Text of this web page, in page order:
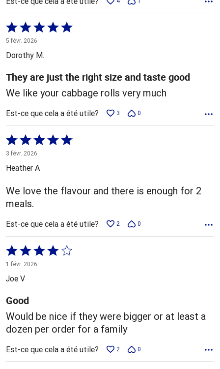
Coté
5 sur
5
5 févr. 2026
Dorothy M.
They are just the right size and taste good
We like your cabbage rolls very much
Est-ce que cela a été utile? 3 0
Coté
5 sur
5
3 févr. 2026
Heather A
We love the flavour and there is enough for 2
meals.
Est-ce que cela a été utile? 2 0
Coté
4 sur
5
1 févr. 2026
Joe V
Good
Would be nice if they were bigger or at least a
dozen per order for a family
Est-ce que cela a été utile? 2 0